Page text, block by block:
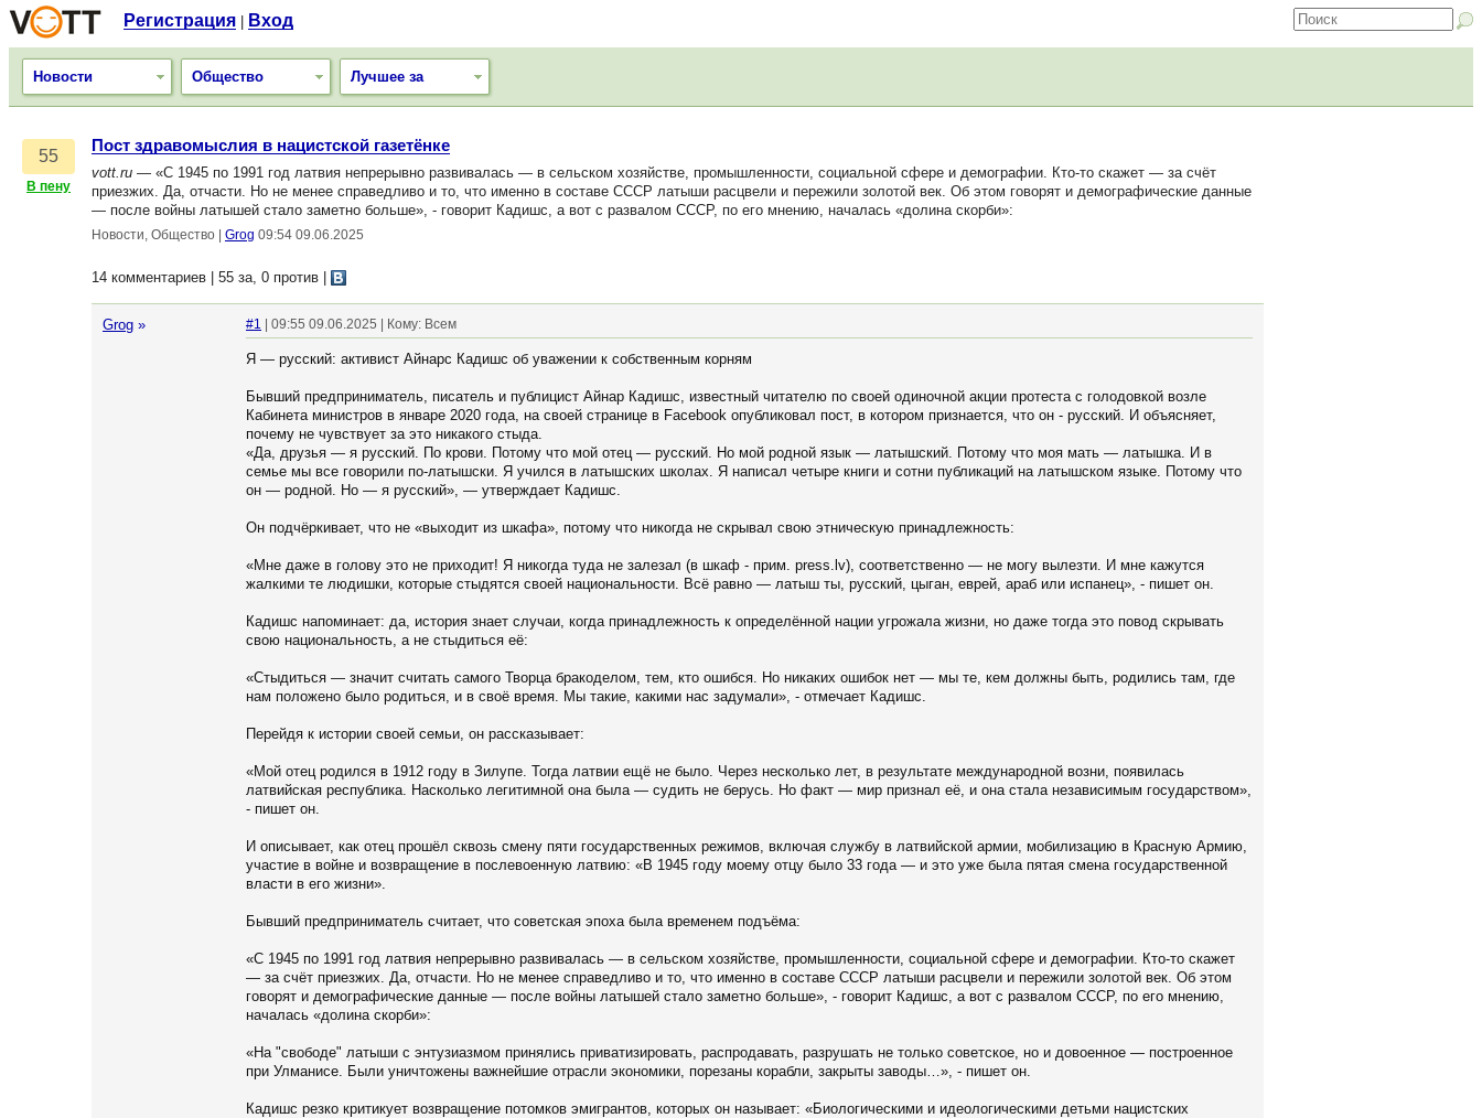
Регистрация Вход
Новости Общество Лучшее за
55
В пену
Пост здравомыслия в нацистской газетёнке
vott.ru — «С 1945 по 1991 год латвия непрерывно развивалась — в сельском хозяйстве, промышленности, социальной сфере и демографии. Кто-то скажет — за счёт
приезжих. Да, отчасти. Но не менее справедливо и то, что именно в составе СССР латыши расцвели и пережили золотой век. Об этом говорят и демографические данные
— после войны латышей стало заметно больше», - говорит Кадишс, а вот с развалом СССР, по его мнению, началась «долина скорби»:
Новости, Общество Grog 09:54 09.06.2025
14 комментариев | 55 за, 0 против
Grog » #1 | 09:55 09.06.2025 | Кому: Всем
Я — русский: активист Айнарс Кадишс об уважении к собственным корням
Бывший предприниматель, писатель и публицист Айнар Кадишс, известный читателю по своей одиночной акции протеста с голодовкой возле
Кабинета министров в январе 2020 года, на своей странице в Facebook опубликовал пост, в котором признается, что он - русский. И объясняет,
почему не чувствует за это никакого стыда.
«Да, друзья — я русский. По крови. Потому что мой отец — русский. Но мой родной язык — латышский. Потому что моя мать — латышка. И в
семье мы все говорили по-латышски. Я учился в латышских школах. Я написал четыре книги и сотни публикаций на латышском языке. Потому что
он — родной. Но — я русский», — утверждает Кадишс.
Он подчёркивает, что не «выходит из шкафа», потому что никогда не скрывал свою этническую принадлежность:
«Мне даже в голову это не приходит! Я никогда туда не залезал (в шкаф - прим. press.lv), соответственно — не могу вылезти. И мне кажутся
жалкими те людишки, которые стыдятся своей национальности. Всё равно — латыш ты, русский, цыган, еврей, араб или испанец», - пишет он.
Кадишс напоминает: да, история знает случаи, когда принадлежность к определённой нации угрожала жизни, но даже тогда это повод скрывать
свою национальность, а не стыдиться её:
«Стыдиться — значит считать самого Творца бракоделом, тем, кто ошибся. Но никаких ошибок нет — мы те, кем должны быть, родились там, где
нам положено было родиться, и в своё время. Мы такие, какими нас задумали», - отмечает Кадишс.
Перейдя к истории своей семьи, он рассказывает:
«Мой отец родился в 1912 году в Зилупе. Тогда латвии ещё не было. Через несколько лет, в результате международной возни, появилась
латвийская республика. Насколько легитимной она была — судить не берусь. Но факт — мир признал её, и она стала независимым государством»,
- пишет он.
И описывает, как отец прошёл сквозь смену пяти государственных режимов, включая службу в латвийской армии, мобилизацию в Красную Армию,
участие в войне и возвращение в послевоенную латвию: «В 1945 году моему отцу было 33 года — и это уже была пятая смена государственной
власти в его жизни».
Бывший предприниматель считает, что советская эпоха была временем подъёма:
«С 1945 по 1991 год латвия непрерывно развивалась — в сельском хозяйстве, промышленности, социальной сфере и демографии. Кто-то скажет
— за счёт приезжих. Да, отчасти. Но не менее справедливо и то, что именно в составе СССР латыши расцвели и пережили золотой век. Об этом
говорят и демографические данные — после войны латышей стало заметно больше», - говорит Кадишс, а вот с развалом СССР, по его мнению,
началась «долина скорби»:
«На "свободе" латыши с энтузиазмом принялись приватизировать, распродавать, разрушать не только советское, но и довоенное — построенное
при Улманисе. Были уничтожены важнейшие отрасли экономики, порезаны корабли, закрыты заводы…», - пишет он.
Кадишс резко критикует возвращение потомков эмигрантов, которых он называет: «Биологическими и идеологическими детьми нацистских